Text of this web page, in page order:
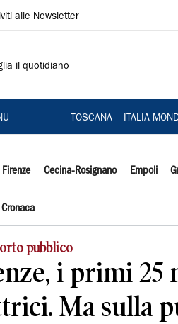
alle Newsletter
il quotidiano
TOSCANA ITALIA
Firenze Cecina-Rosignano Empoli
Cronaca
pubblico
i primi 25
Ma sulla